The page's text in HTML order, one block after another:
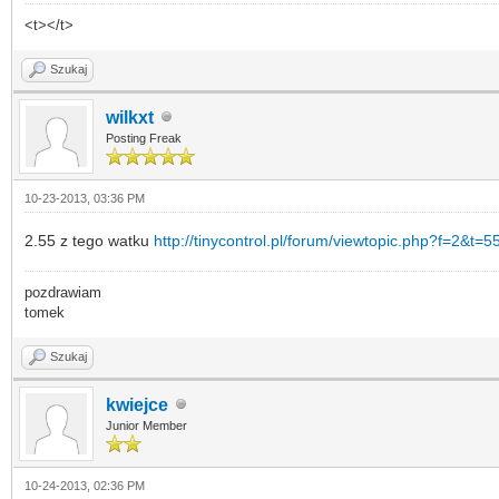
<t></t>
Szukaj
wilkxt
Posting Freak
10-23-2013, 03:36 PM
2.55 z tego watku http://tinycontrol.pl/forum/
pozdrawiam
tomek
Szukaj
kwiejce
Junior Member
10-24-2013, 02:36 PM